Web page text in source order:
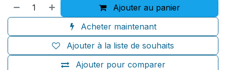
Ajouter au panier
Acheter maintenant
Ajouter pour comparer
Ajouter à la liste de souhaits